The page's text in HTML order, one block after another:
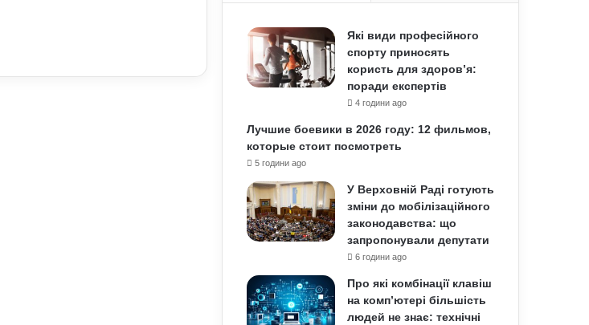
Які види професійного
спорту приносять
користь для здоров’я:
поради експертів
4 години ago
Лучшие боевики в 2026 году: 12 фильмов,
которые стоит посмотреть
5 години ago
У Верховній Раді готують
зміни до мобілізаційного
законодавства: що
запропонували депутати
6 години ago
Про які комбінації клавіш
на комп’ютері більшість
людей не знає: технічні